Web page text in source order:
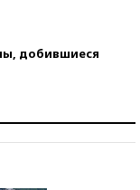
добившиеся